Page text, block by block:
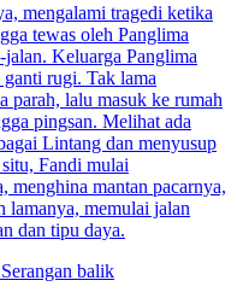
mengalami tragedi ketika
tewas oleh Panglima
Keluarga Panglima
rugi. Tak lama
parah, lalu masuk ke rumah
pingsan. Melihat ada
Lintang dan menyusup
Fandi mulai
menghina mantan pacarnya,
lamanya, memulai jalan
dan tipu daya.
Serangan balik